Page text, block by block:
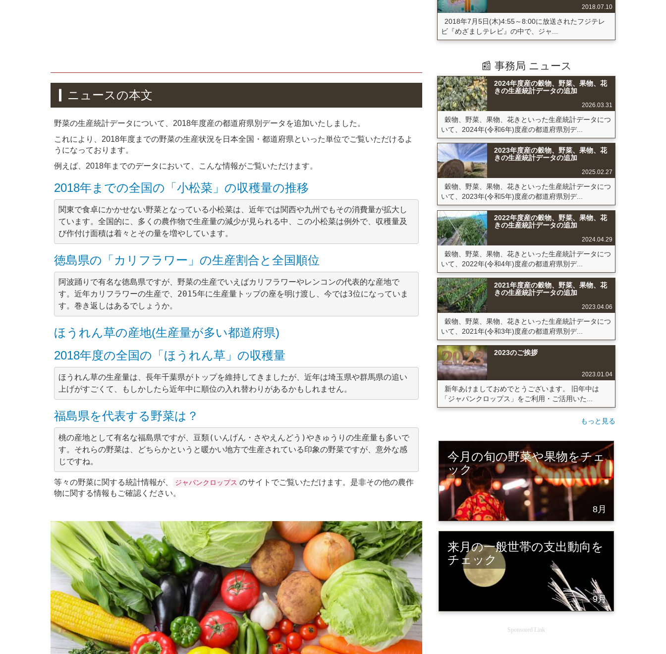
ニュースの本文
野菜の生産統計データについて、2018年度産の都道府県別データを追加いたしました。
これにより、2018年度までの野菜の生産状況を日本全国・都道府県といった単位でご覧いただけるよ
うになっております。
例えば、2018年までのデータにおいて、こんな情報がご覧いただけます。
2018年までの全国の「小松菜」の収穫量の推移
関東で食卓にかかせない野菜となっている小松菜は、近年では関西や九州でもその消費量が拡大し
ています。全国的に、多くの農作物で生産量の減少が見られる中、この小松菜は例外で、収穫量及
徳島県の「カリフラワー」の生産割合と全国順位
阿波踊りで有名な徳島県ですが、野菜の生産でいえばカリフラワーやレンコンの代表的な産地で
す。近年カリフラワーの生産で、2015年に生産量トップの座を明け渡し、今では3位になっていま
ほうれん草の産地(生産量が多い都道府県)
2018年度の全国の「ほうれん草」の収穫量
ほうれん草の生産量は、長年千葉県がトップを維持してきましたが、近年は埼玉県や群馬県の追い
福島県を代表する野菜は？
桃の産地として有名な福島県ですが、豆類(いんげん・さやえんどう)やきゅうりの生産量も多いで
す。それらの野菜は、どちらかというと暖かい地方で生産されている印象の野菜ですが、意外な感
等々の野菜に関する統計情報が、 ジャパンクロップス のサイトでご覧いただけます。是非その他の農作
物に関する情報もご確認ください。
2018.07.10
2018年7月5日(木)4:55～8:00に放送されたフジテレ
ビ『めざましテレビ』の中で、ジャ...
📰 事務局 ニュース
2024年度産の穀物、野菜、果物、花
きの生産統計データの追加
2026.03.31
穀物、野菜、果物、花きといった生産統計データにつ
いて、2024年(令和6年)度産の都道府県別デ...
2023年度産の穀物、野菜、果物、花
きの生産統計データの追加
2025.02.27
穀物、野菜、果物、花きといった生産統計データにつ
いて、2023年(令和5年)度産の都道府県別デ...
2022年度産の穀物、野菜、果物、花
きの生産統計データの追加
2024.04.29
穀物、野菜、果物、花きといった生産統計データにつ
いて、2022年(令和4年)度産の都道府県別デ...
2021年度産の穀物、野菜、果物、花
きの生産統計データの追加
2023.04.06
穀物、野菜、果物、花きといった生産統計データにつ
いて、2021年(令和3年)度産の都道府県別デ...
2023のご挨拶
2023.01.04
新年あけましておめでとうございます。 旧年中は
「ジャパンクロップス」をご利用・ご活用いた...
もっと見る
今月の旬の野菜や果物をチェ
ック
8月
来月の一般世帯の支出動向を
チェック
9月
Sponsored Link